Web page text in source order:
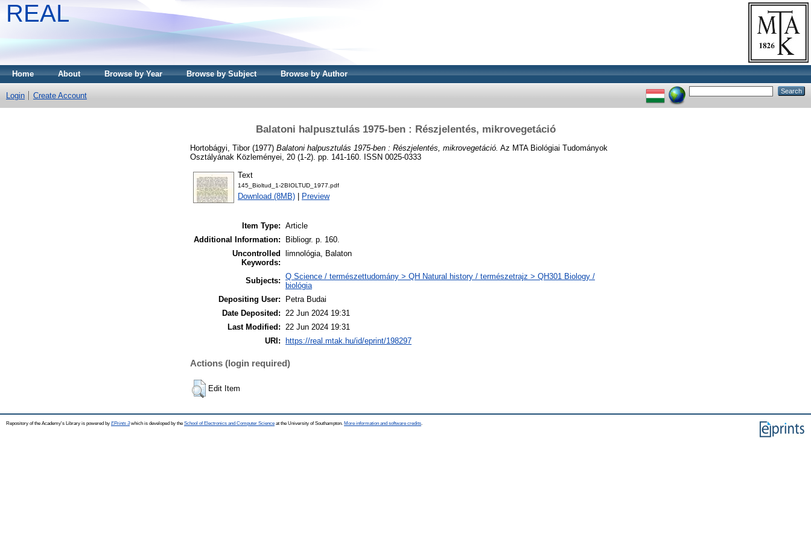
REAL
Home About Browse by Year Browse by Subject Browse by Author
Login Create Account
Balatoni halpusztulás 1975-ben : Részjelentés, mikrovegetáció
Hortobágyi, Tibor(1977) Balatoni halpusztulás 1975-ben : Részjelentés, mikrovegetáció. Az MTA Biológiai Tudományok
Osztályának Közleményei, 20 (1-2). pp. 141-160. ISSN 0025-0333
Text
145_Bioltud_1-2BIOLTUD_1977.pdf
Download (8MB) Preview
Item Type: Article
Additional Information:
Bibliogr. p. 160.
Uncontrolled
Keywords:
limnológia, Balaton
Subjects: Q Science / természettudomány > QH Natural history / természetrajz > QH301 Biology /
biológia
Depositing User:
Petra Budai
Date Deposited: 22 Jun 2024 19:31
Last Modified: 22 Jun 2024 19:31
URI:
https://real.mtak.hu/id/eprint/198297
Actions (login required)
Edit Item
Repository of the Academy's Library is powered by EPrints 3which is developed by the School of Electronics and Computer Science at the University of Southampton. More information and software credits